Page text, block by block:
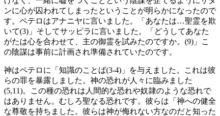
ンに心が囚われてしまったということが明らかになったので
す。ペテロはアナニヤに言いました。「あなたは…聖霊を欺
いて(3)」そしてサッピラに言いました。「どうしてあなた
がたは心を合わせて、主の御霊を試みたのですか。(9)」こ
の陰謀は事前に計画され準備されていたのです。
神はペテロに「知識のことば(3-4)」を与えました。これは彼
らの罪を暴露しました。神の恐れが人々に臨みました
(5,11)。この種の恐れは人間的な恐れや奴隷のような恐れで
はありません。むしろ聖なる恐れです。彼らは「神への健全
な尊敬を持ちました。彼らは神が侮れない方なのだと知った